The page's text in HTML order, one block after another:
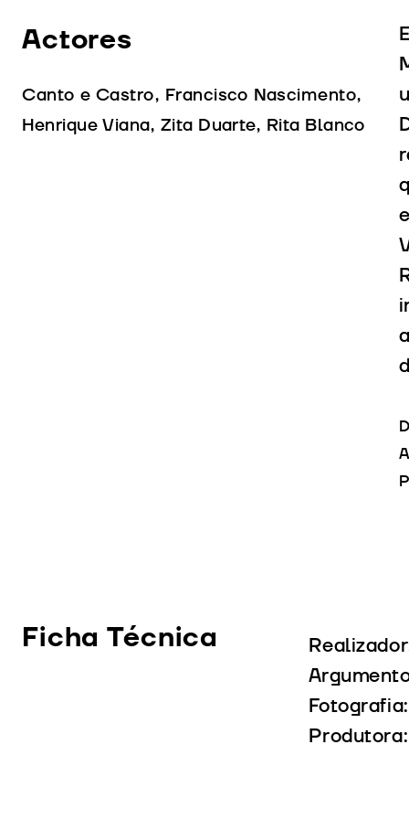
Actores
Canto e Castro, Francisco Nascimento,
Henrique Viana, Zita Duarte, Rita Blanco
Ficha Técnica